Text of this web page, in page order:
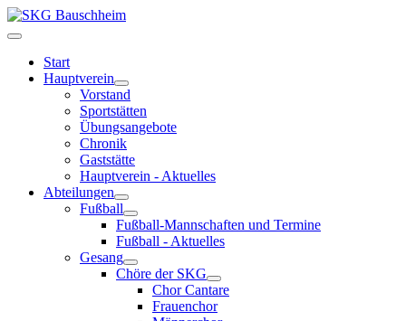
Start
Hauptverein
Vorstand
Sportstätten
Übungsangebote
Chronik
Gaststätte
Hauptverein - Aktuelles
Abteilungen
Fußball
Fußball-Mannschaften und Termine
Fußball - Aktuelles
Gesang
Chöre der SKG
Chor Cantare
Frauenchor